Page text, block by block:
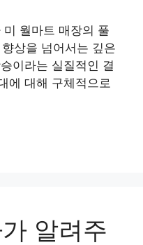
월마트 매장의 풀
상을 넘어서는 깊은
이라는 실질적인 결
에 대해 구체적으로
알려주